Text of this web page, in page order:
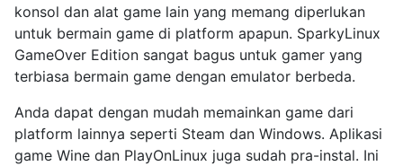
konsol dan alat game lain yang memang diperlukan
untuk bermain game di platform apapun. SparkyLinux
GameOver Edition sangat bagus untuk gamer yang
terbiasa bermain game dengan emulator berbeda.
Anda dapat dengan mudah memainkan game dari
platform lainnya seperti Steam dan Windows. Aplikasi
game Wine dan PlayOnLinux juga sudah pra-instal. Ini